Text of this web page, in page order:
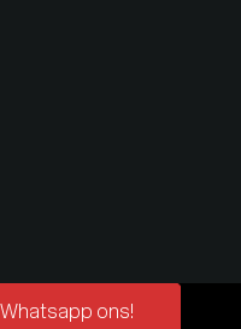
Whatsapp ons!